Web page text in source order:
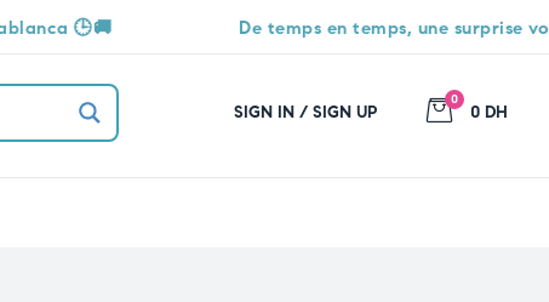
De temps en temps, une surprise vous attend 🎁
SIGN IN / SIGN UP
0
0 DH